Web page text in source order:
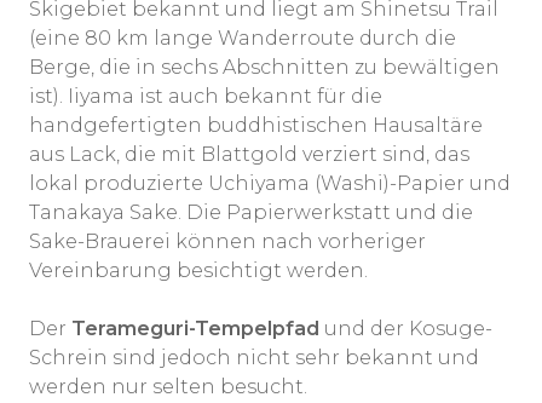
Skigebiet bekannt und liegt am Shinetsu Trail
(eine 80 km lange Wanderroute durch die
Berge, die in sechs Abschnitten zu bewältigen
ist). Iiyama ist auch bekannt für die
handgefertigten buddhistischen Hausaltäre
aus Lack, die mit Blattgold verziert sind, das
lokal produzierte Uchiyama (Washi)-Papier und
Tanakaya Sake. Die Papierwerkstatt und die
Sake-Brauerei können nach vorheriger
Vereinbarung besichtigt werden.
Der Terameguri-Tempelpfad und der Kosuge-
Schrein sind jedoch nicht sehr bekannt und
werden nur selten besucht.